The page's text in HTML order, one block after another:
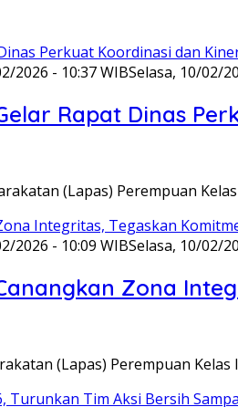
2026 - 10:37 WIBSelasa, 10/02/
Rapat Dinas
(Lapas) Perempuan
2026 - 10:09 WIBSelasa, 10/02/
Zona
(Lapas) Perempuan